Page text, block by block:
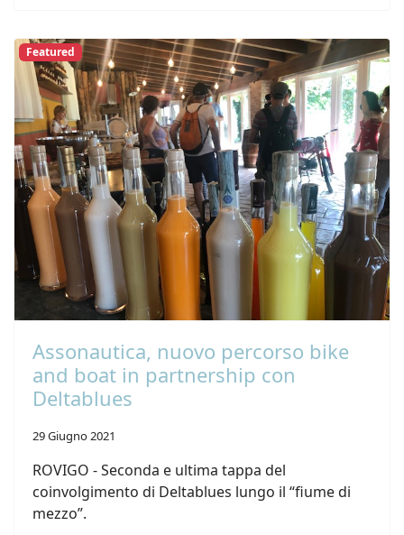
Featured
Assonautica, nuovo percorso bike
and boat in partnership con
Deltablues
29 Giugno 2021
ROVIGO - Seconda e ultima tappa del
coinvolgimento di Deltablues lungo il “fiume di
mezzo”.